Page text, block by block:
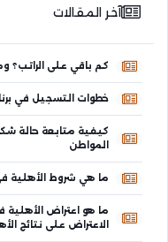
آخر المقالات
كم باقي على الراتب؟
خطوات التسجيل في
كيفية متابعة حالة
المواطن
ما هي شروط الأهلية
ما هو اعتراض
الاعتراض على نتائج